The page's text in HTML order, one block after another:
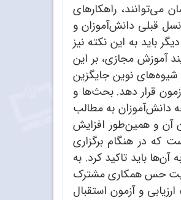
راهکارهای
قبلی دانش‌آموزان و
باید به این نکته نیز
آموزش مجازی، بر این
شیوه‌های نوین جایگزین
قرار ‌دهد. بحث‌ها و
دانش‌آموزان به مطالب
آن و همین‌طور افزایش
که در هنگام برگزاری
باید تاکید کرد. به
تقویت حس همکاری مشترک
و آزمون استقبال